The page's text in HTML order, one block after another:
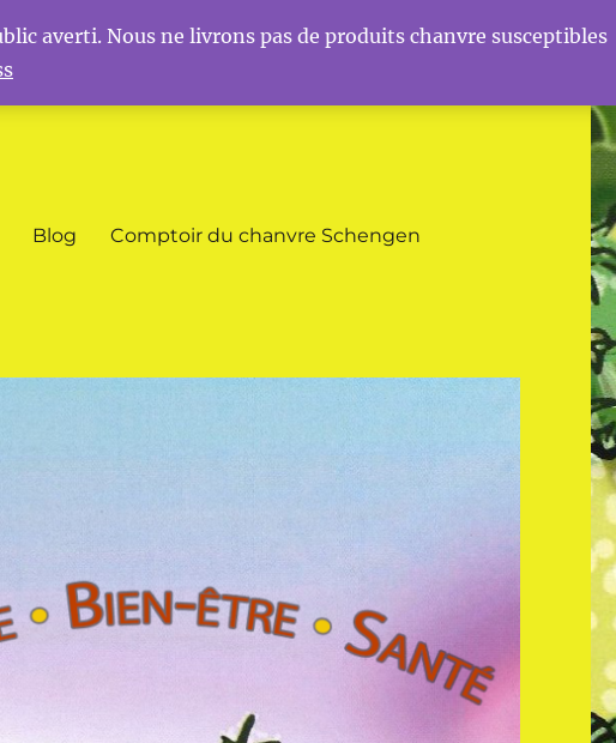
Blog Comptoir du chanvre Schengen
averti. Nous ne livrons pas de produits chanvre susceptibles